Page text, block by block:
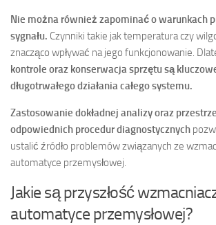
Nie można również zapominać o warunkach
sygnału. Czynniki takie jak temperatura czy
znacząco wpływać na jego funkcjonowanie.
kontrole oraz konserwacja sprzętu są
długotrwałego działania całego systemu.
Zastosowanie dokładnej analizy oraz
odpowiednich procedur diagnostycznych
ustalić źródło problemów związanych ze
automatyce przemysłowej.
Jakie są przyszłość
automatyce przemysłowej?